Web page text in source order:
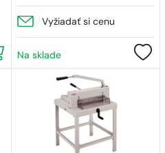
Vyžiadať si cenu
Na sklade